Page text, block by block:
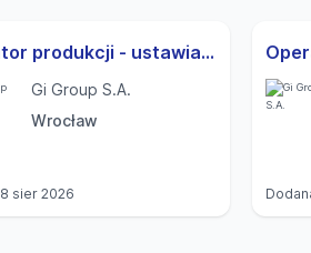
Operator produkcji - ustawiacz (k/m)
Gi Group S.A.
Wrocław
8 sier 2026